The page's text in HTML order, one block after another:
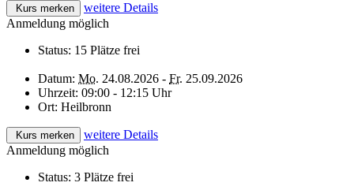
Kurs merken
weitere Details
Anmeldung möglich
Status: 15 Plätze frei
Datum: Mo. 24.08.2026 - Fr. 25.09.2026
Uhrzeit: 09:00 - 12:15 Uhr
Ort: Heilbronn
Kurs merken
weitere Details
Anmeldung möglich
Status: 3 Plätze frei